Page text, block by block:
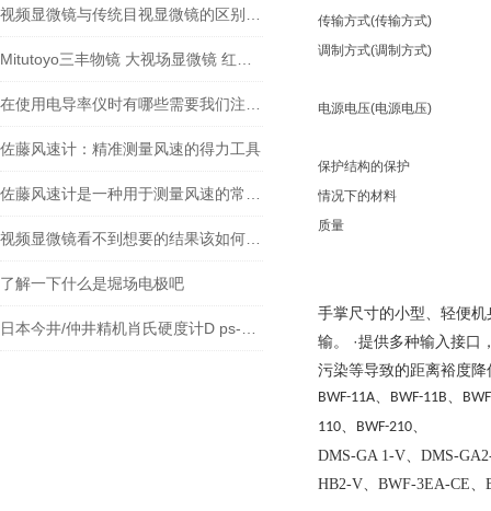
佐藤风速计：精准测量风速的得力工具
了解一下什么是堀场电极吧
传输方式(传输方式)
调制方式(调制方式)
电源电压(电源电压)
保护结构的保护
情况下的材料
质量
手掌尺寸的小型、轻便
输。 ·提供多种输入接口
污染等导致的距离裕度
BWF-11A、BWF-11B、
110、BWF-210、
DMS-GA 1-V、DMS-
HB2-V、BWF-3EA-CE、